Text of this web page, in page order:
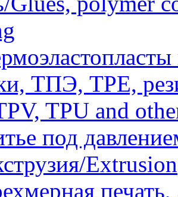
ТПЭ, TPE,
TPU and
под
Extrusion